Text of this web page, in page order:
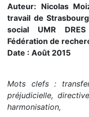
Auteur: Nicolas
travail de
social UMR
Fédération de
Date : Août 2015
Mots clefs :
préjudicielle,
harmonisation,